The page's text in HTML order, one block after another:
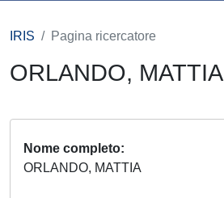
IRIS Pagina ricercatore
ORLANDO, MATTIA
Nome completo
ORLANDO, MATTIA